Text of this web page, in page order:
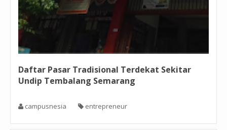
Daftar Pasar Tradisional Terdekat Sekitar
Undip Tembalang Semarang
campusnesia entrepreneur